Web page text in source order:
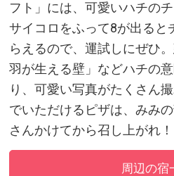
フト」には、可愛いハチの
サイコロをふって8が出ると
らえるので、運試しにぜひ
羽が生える壁」などハチの
り、可愛い写真がたくさん
でいただけるピザは、みみ
さんかけてから召し上がれ！
周辺の宿